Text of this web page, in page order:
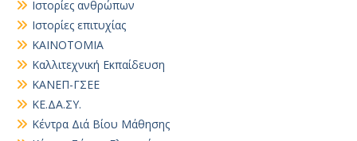
Ιστορίες ανθρώπων
Ιστορίες επιτυχίας
ΚΑΙΝΟΤΟΜΙΑ
Καλλιτεχνική Εκπαίδευση
ΚΑΝΕΠ-ΓΣΕΕ
ΚΕ.ΔΑ.ΣΥ.
Κέντρα Διά Βίου Μάθησης